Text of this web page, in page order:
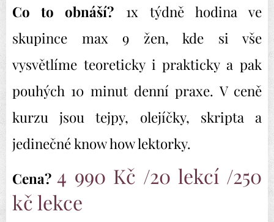
Co to obnáší? 1x týdně hodina ve
skupince max 9 žen, kde si vše
vysvětlíme teoreticky i prakticky a pak
pouhých 10 minut denní praxe. V ceně
kurzu jsou tejpy, olejíčky, skripta a
jedinečné know how lektorky.
Cena?4 990 Kč /20 lekcí /250
kč lekce